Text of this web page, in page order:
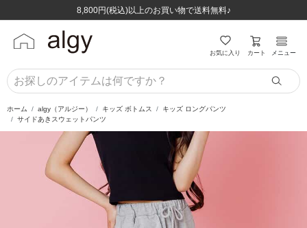
8,800円(税込)以上のお買い物で送料無料♪
ほぼ全品半額！！8/12(水)お昼12:59まで！！
8,800円(税込)以上のお買い物で送料無料♪
ほぼ全品半額！！8/12(水)お昼12:59まで！！
お気に入り カート メニュー
ホーム algy（アルジー） キッズ ボトムス
キッズ ロングパンツ
サイドあきスウェットパンツ